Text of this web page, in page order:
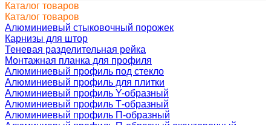
Каталог товаров
Каталог товаров
Алюминиевый стыковочный порожек
Карнизы для штор
Теневая разделительная рейка
Монтажная планка для профиля
Алюминиевый профиль под стекло
Алюминиевый профиль для плитки
Алюминиевый профиль Y-образный
Алюминиевый профиль Т-образный
Алюминиевый профиль П-образный